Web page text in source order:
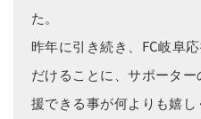
た。
昨年に引き続き、FC岐阜
だけることに、サポータ
援できる事が何よりも嬉